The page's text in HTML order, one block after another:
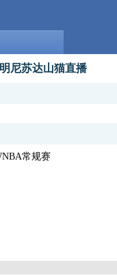
尼苏达山猫直播
常规赛